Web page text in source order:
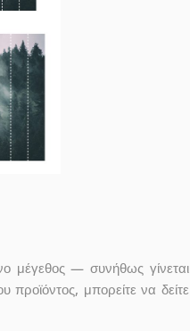
μέγεθος — συνήθως γίνεται
μπορείτε να δείτε